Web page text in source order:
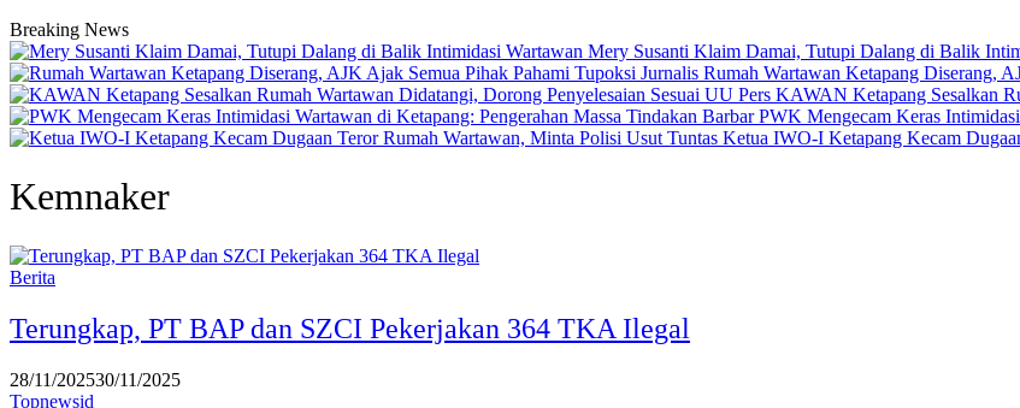
Breaking News
Mery Susanti Klaim Damai, Tutupi Dalang di Balik
Rumah Wartawan Ketapang Diserang,
KAWAN Ketapang Sesalkan
PWK Mengecam Keras
Ketua IWO-I Ketapang Kecam
Kemnaker
Berita
Terungkap, PT BAP dan SZCI Pekerjakan 364 TKA Ilegal
28/11/202530/11/2025
Topnewsid